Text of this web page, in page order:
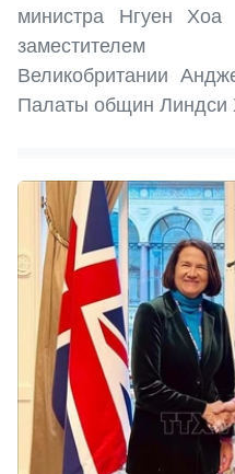
министра Нгуен
заместителем
Великобритании
Палаты общин Линдси